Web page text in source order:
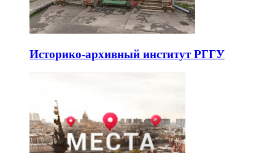
Историко-архивный институт РГГУ